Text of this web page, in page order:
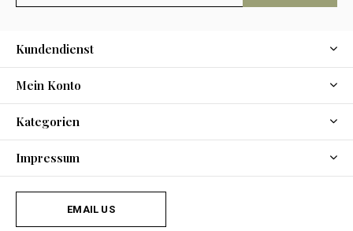
Kundendienst
Mein Konto
Kategorien
Impressum
EMAIL US